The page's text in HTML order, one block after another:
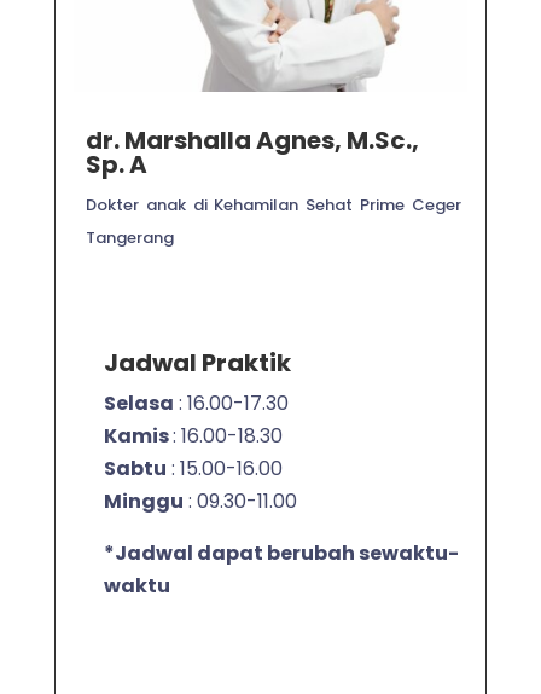
dr. Marshalla Agnes, M.Sc.,
Sp. A
Dokter anak di Kehamilan Sehat Prime Ceger
Tangerang
Jadwal Praktik
Selasa : 16.00-17.30
Kamis: 16.00-18.30
Sabtu : 15.00-16.00
Minggu : 09.30-11.00
*Jadwal dapat berubah sewaktu-
waktu